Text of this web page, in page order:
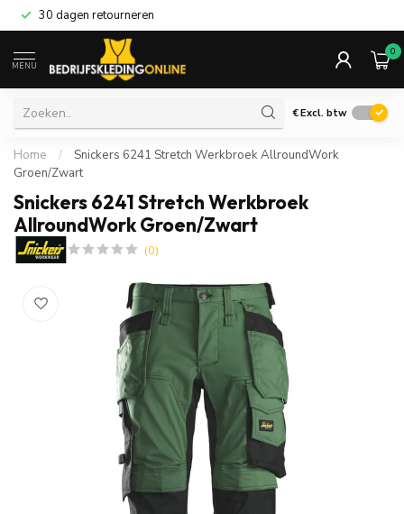
30 dagen retourneren
MENU
0
€Excl. btw
Home /
Snickers 6241 Stretch Werkbroek AllroundWork
Groen/Zwart
Snickers 6241 Stretch Werkbroek
AllroundWork Groen/Zwart
(0)